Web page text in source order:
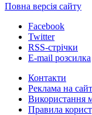
Повна версія сайту
Facebook
Twitter
RSS-стрічки
E-mail розсилка
Контакти
Реклама на
Використання
Правила